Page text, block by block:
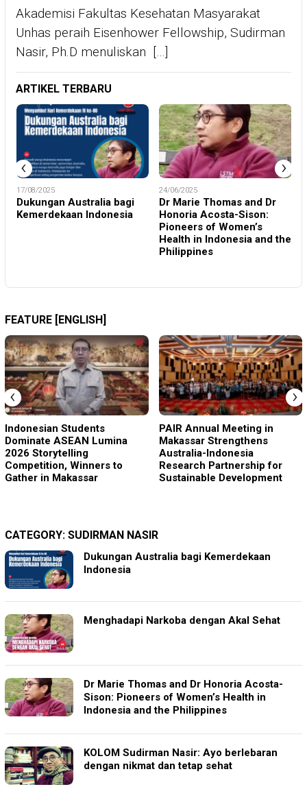
Akademisi Fakultas Kesehatan Masyarakat
Unhas peraih Eisenhower Fellowship, Sudirman
Nasir, Ph.D menuliskan […]
ARTIKEL TERBARU
bagi
24/06/2025
Dr Marie Thomas and Dr
Honoria Acosta-Sison:
Health in Indonesia and the
27/06/2025
Menghadapi Narkoba
dengan Akal Sehat
‹ ›
FEATURE [ENGLISH]
Indonesian Students
Dominate ASEAN Lumina
2026 Storytelling
Competition, Winners to
Gather in Makassar
PAIR Annual Meeting in
Makassar Strengthens
Australia-Indonesia
Research Partnership for
Sustainable Development
‹ ›
CATEGORY: SUDIRMAN NASIR
Dukungan Australia bagi Kemerdekaan
Indonesia
Menghadapi Narkoba dengan Akal Sehat
Dr Marie Thomas and Dr Honoria Acosta-
Sison: Pioneers of Women’s Health in
Indonesia and the Philippines
KOLOM Sudirman Nasir: Ayo berlebaran
dengan nikmat dan tetap sehat